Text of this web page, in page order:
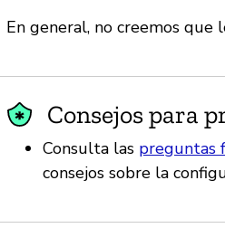
En general, no creemos que
Consejos para
Consulta las preguntas
consejos sobre la